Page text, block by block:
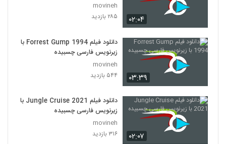
۰۲:۰۴
movineh
۲۸۵ بازدید
۰۳:۳۹
دانلود فیلم Forrest Gump 1994 با
زیرنویس فارسی چسبیده
movineh
۵۴۴ بازدید
۰۲:۰۷
دانلود فیلم Jungle Cruise 2021 با
زیرنویس فارسی چسبیده
movineh
۳۱۶ بازدید